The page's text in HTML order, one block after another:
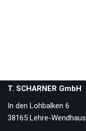
T. SCHARNER GmbH
In den Lohbalken 6
38165 Lehre-